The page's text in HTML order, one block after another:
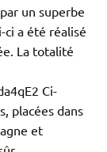
un superbe
ci a été réalisé
La totalité
Ci-
placées dans
et